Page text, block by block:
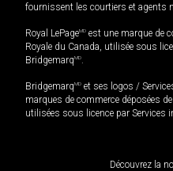
fournissent les courtiers et agents
Royal LePageMD est une marque de
Royale du Canada, utilisée sous
BridgemarqMD.
BridgemarqMD et ses logos /
marques de commerce déposées
utilisées sous licence par Services
Découvrez la